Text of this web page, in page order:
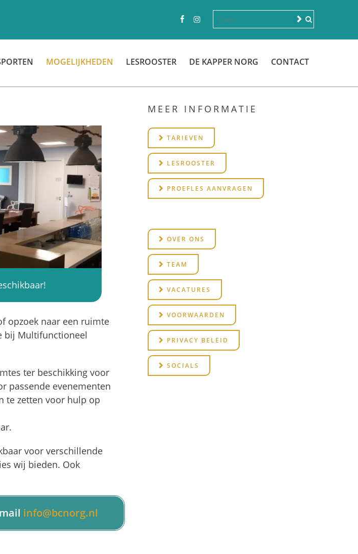
MOGELIJKHEDEN LESROOSTER DE KAPPER NORG CONTACT
opzoek naar een ruimte
bij Multifunctioneel
ter beschikking voor
passende evenementen
te zetten voor hulp op
voor verschillende
wij bieden. Ook
info@bcnorg.nl
MEER INFORMATIE
TARIEVEN
LESROOSTER
PROEFLES AANVRAGEN
OVER ONS
TEAM
VACATURES
VOORWAARDEN
PRIVACY BELEID
SOCIALS